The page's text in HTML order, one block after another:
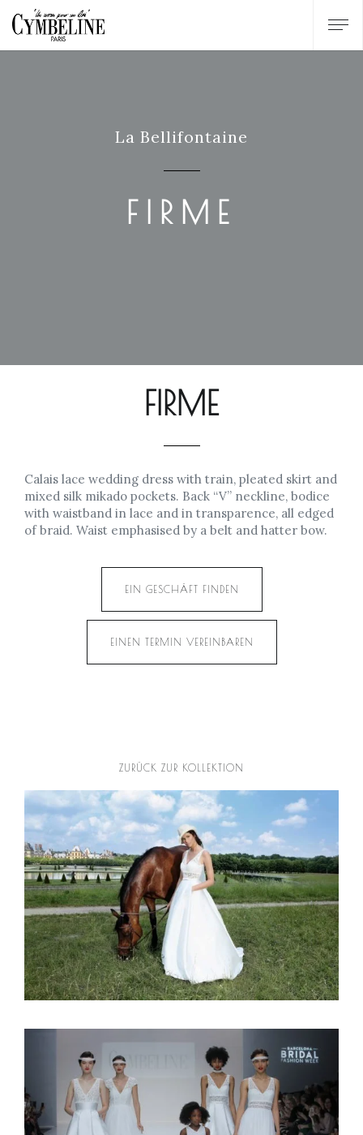
La Bellifontaine
FIRME
FIRME
Calais lace wedding dress with train, pleated skirt and
mixed silk mikado pockets. Back “V” neckline, bodice
with waistband in lace and in transparence, all edged
of braid. Waist emphasised by a belt and hatter bow.
EIN GESCHÄFT FINDEN
EINEN TERMIN VEREINBAREN
ZURÜCK ZUR KOLLEKTION